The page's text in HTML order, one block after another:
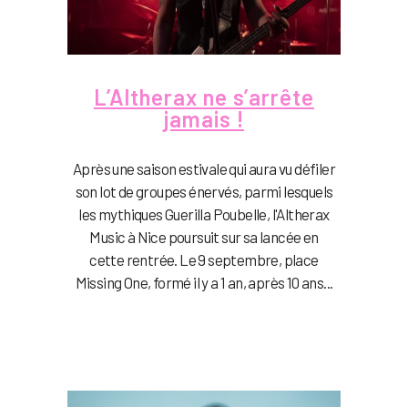
L’Altherax ne s’arrête
jamais !
Après une saison estivale qui aura vu défiler
son lot de groupes énervés, parmi lesquels
les mythiques Guerilla Poubelle, l'Altherax
Music à Nice poursuit sur sa lancée en
cette rentrée. Le 9 septembre, place
Missing One, formé il y a 1 an, après 10 ans...